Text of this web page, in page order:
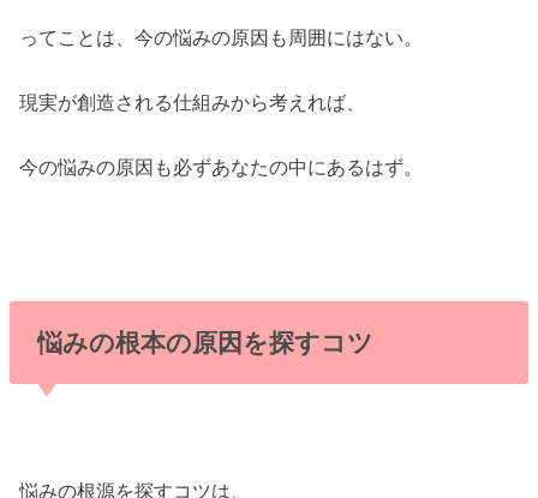
ってことは、今の悩みの原因も周囲にはない。
現実が創造される仕組みから考えれば、
今の悩みの原因も必ずあなたの中にあるはず。
悩みの根本の原因を探すコツ
悩みの根源を探すコツは、